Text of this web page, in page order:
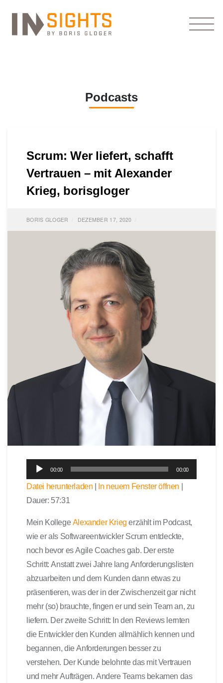
Podcasts
Scrum: Wer liefert, schafft
Vertrauen – mit Alexander
Krieg, borisgloger
BORIS GLOGER DEZEMBER 17, 2020
u
d
i
-
P
l
a
e
r
00:00 00:00
Datei herunterladen | In neuem Fenster öffnen |
Dauer: 57:31
Mein KollegeAlexander Kriegerzählt im Podcast,
wie er als Softwareentwickler Scrum entdeckte,
noch bevor es Agile Coaches gab. Der erste
Schritt: Anstatt zwei Jahre lang Anforderungslisten
abzuarbeiten und dem Kunden dann etwas zu
präsentieren, was der in der Zwischenzeit gar nicht
mehr (so) brauchte, fingen er und sein Team an, zu
liefern. Der zweite Schritt: In den Reviews lernten
die Entwickler den Kunden allmählich kennen und
begannen, die Anforderungen besser zu
verstehen. Der Kunde belohnte das mit Vertrauen
und mehr Aufträgen. Andere Teams bekamen das